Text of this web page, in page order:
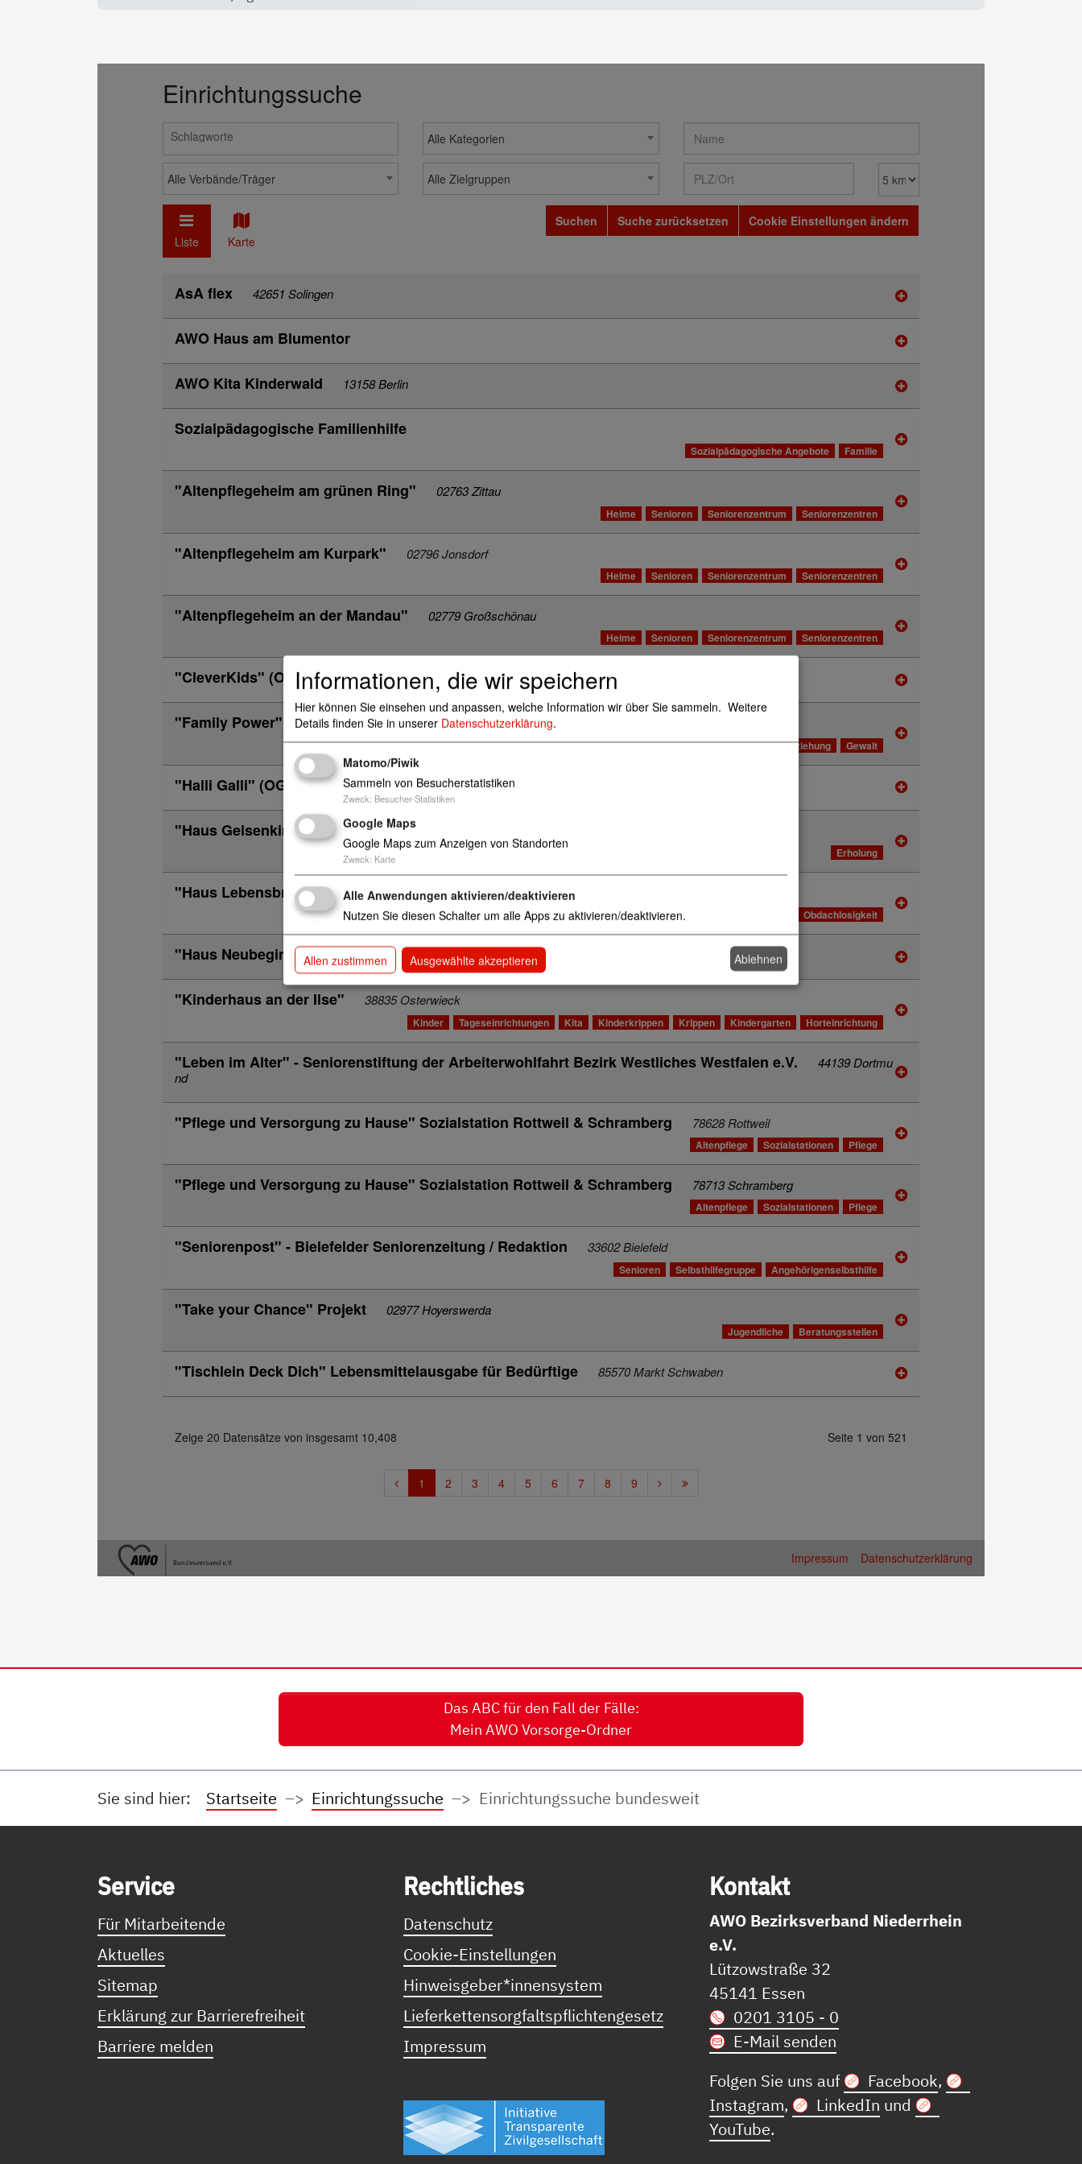
Das ABC für den Fall der Fälle:
Mein AWO Vorsorge-Ordner
Sie sind hier: Startseite Einrichtungssuche Einrichtungssuche bundesweit
Ser­vice
Für Mitarbeitende
Aktuelles
Sitemap
Erklärung zur Barrierefreiheit
Barriere melden
Recht­li­ches
Datenschutz
Cookie-Einstellungen
Hinweisgeber*innensystem
Lieferkettensorgfaltspflichtengesetz
Impressum
Kon­takt
AWO Bezirksverband Niederrhein
e.V.
Lützowstraße 32
45141 Essen
0201 3105 - 0
E-Mail senden
Folgen Sie uns auf
Facebook,
Instagram, LinkedIn und
YouTube.